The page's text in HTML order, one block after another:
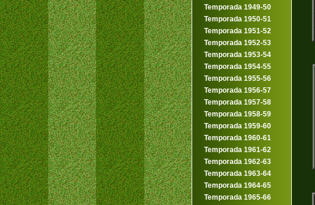
Temporada 1949-50
Temporada 1950-51
Temporada 1951-52
Temporada 1952-53
Temporada 1953-54
Temporada 1954-55
Temporada 1955-56
Temporada 1956-57
Temporada 1957-58
Temporada 1958-59
Temporada 1959-60
Temporada 1960-61
Temporada 1961-62
Temporada 1962-63
Temporada 1963-64
Temporada 1964-65
Temporada 1965-66